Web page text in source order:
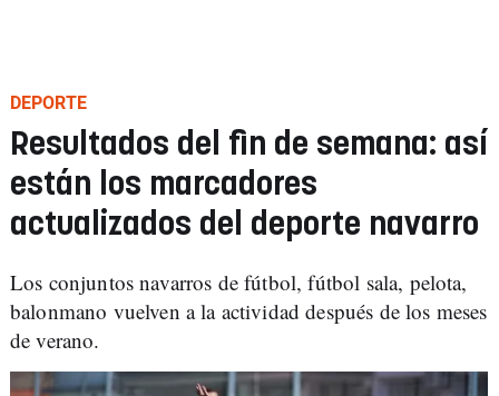
DEPORTE
Resultados del fin de semana: así
están los marcadores
actualizados del deporte navarro
Los conjuntos navarros de fútbol, fútbol sala, pelota,
balonmano vuelven a la actividad después de los meses
de verano.